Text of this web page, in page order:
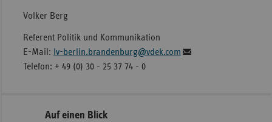
Volker Berg
Referent Politik und Kommunikation
E-Mail: lv-berlin.brandenburg@vdek.com
Telefon: + 49 (0) 30 - 25 37 74 - 0
Seitennavigation
SeitenleisteAuf einen Blick